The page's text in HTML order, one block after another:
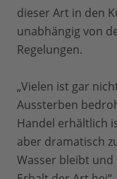
dieser Art in den
unabhängig von
Regelungen.
„Vielen ist gar
Aussterben
Handel erhältlich
aber dramatisch
Wasser bleibt